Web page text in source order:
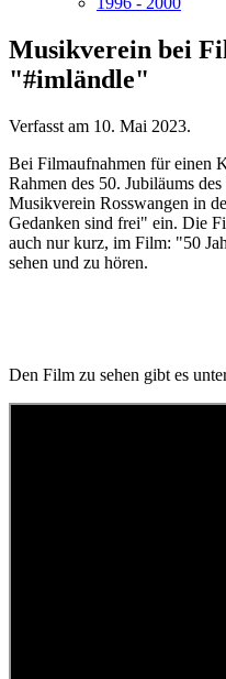
Musikverein bei
"#imländle"
Verfasst am 10. Mai 2023.
Bei Filmaufnahmen für einen
Rahmen des 50. Jubiläums
Musikverein Rosswangen in
Gedanken sind frei" ein. Die
auch nur kurz, im Film: "50
sehen und zu hören.
Den Film zu sehen gibt es